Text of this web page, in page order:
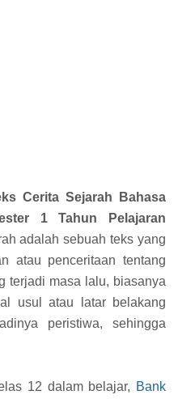
Cerita Sejarah Bahasa
1 Tahun Pelajaran
adalah sebuah teks yang
atau penceritaan tentang
terjadi masa lalu, biasanya
usul atau latar belakang
peristiwa, sehingga
12 dalam belajar, Bank